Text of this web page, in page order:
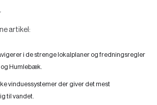
artikel:
i de strenge lokalplaner og fredningsregler
Humlebæk.
vinduessystemer der giver det mest
til vandet.